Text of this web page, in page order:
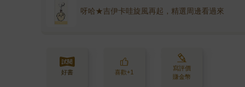
呀哈★吉伊卡哇旋風再起，精選周邊看過來
好書 喜歡+1
寫評價
賺金幣